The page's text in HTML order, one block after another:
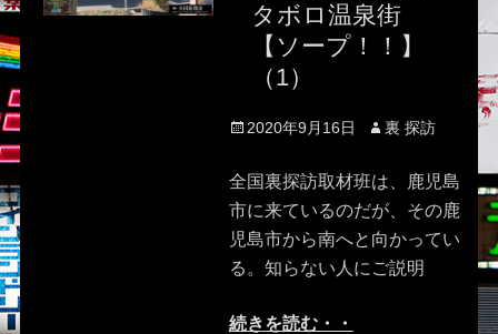
タボロ温泉街
【ソープ！！】
（1）
Posted
2020年9月16日 Author
裏 探訪
全国裏探訪取材班は、鹿児島
市に来ているのだが、その鹿
児島市から南へと向かってい
る。知らない人にご説明
続きを読む・・